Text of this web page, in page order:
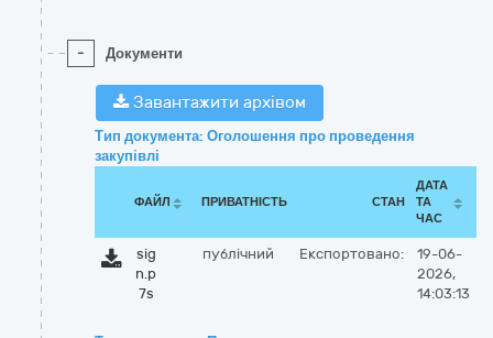
- Документи
Завантажити архівом
Тип документа: Оголошення про проведення
закупівлі
ФАЙЛ ПРИВАТНІСТЬ СТАН
ДАТА
ТА
ЧАС
sig
n.p
7s
публічний Експортовано:
19-06-
2026,
14:03:13